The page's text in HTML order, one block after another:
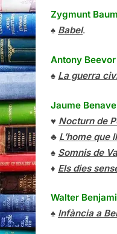
Zygmunt
♠ Babel.
Antony Beevor
♠ La guerra
Jaume
♥ Nocturn de
♣ L’home que
♠ Somnis de
♦ Els dies
Walter
♠ Infància a